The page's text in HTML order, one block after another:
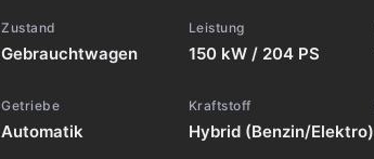
Zustand
Gebrauchtwagen
Leistung
150 kW / 204 PS
Getriebe
Automatik
Kraftstoff
Hybrid (Benzin/Elektro)